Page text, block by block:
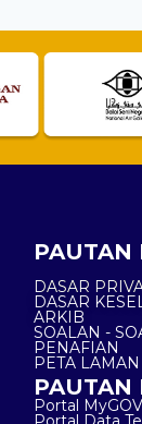
PAUTAN
DASAR
DASAR
ARKIB
SOALAN -
PENAFIAN
PETA LAMAN
PAUTAN
Portal